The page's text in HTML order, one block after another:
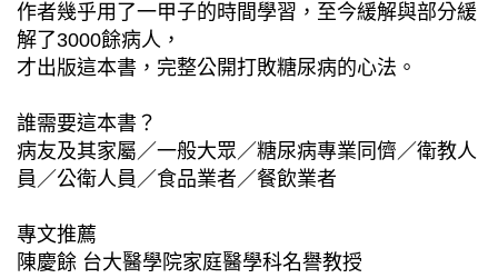
作者幾乎用了一甲子的時間學習，至今緩解與部分緩
解了3000餘病人，
才出版這本書，完整公開打敗糖尿病的心法。
誰需要這本書？
病友及其家屬／一般大眾／糖尿病專業同儕／衛教人
員／公衛人員／食品業者／餐飲業者
專文推薦
陳慶餘 台大醫學院家庭醫學科名譽教授